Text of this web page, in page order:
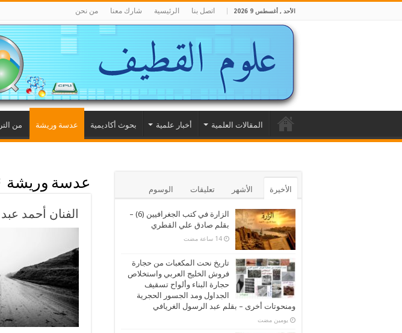
الأحد , أغسطس 9 2026 اتصل بنا الرئيسية شارك معنا من نحن
المقالات العلمية أخبار علمية بحوث أكاديمية عدسة وريشة من
عدسة وريشة
الفنان أحمد
الأخيرة الأشهر تعليقات الوسوم
الزارة في كتب الجغرافيين (6) –
بقلم صادق علي القطري
تاريخ نحت المكعبات من حجارة
فروش الخليج العربي واستخلاص
حجارة البناء وألواح تسقيف
الجداول ومد الجسور الحجرية
ومنحوتات أخرى – بقلم عبد الرسول الغريافي
‏يومين مضت